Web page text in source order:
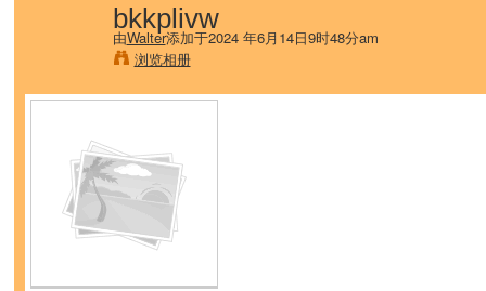
bkkplivw
由Walter添加于2024 年6月14日9时48分am
浏览相册